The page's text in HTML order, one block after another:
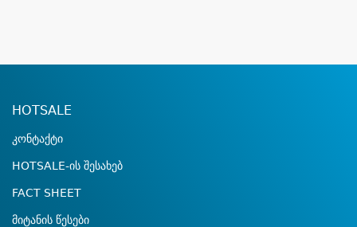
HOTSALE
კონტაქტი
HOTSALE-ის შესახებ
FACT SHEET
მიტანის წესები